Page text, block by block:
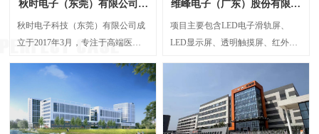
秋时电子（东莞）有限公司弱
电智能化项目案例
秋时电子科技（东莞）有限公司成
立于2017年3月，专注于高端医疗
范围包括生产、设计、研发、技术
备、光学设备、计量检验设备及零
配件、精密仪器设备及其零配件
维峰电子（广东）股份有限公
司弱电智能化项目案例
项目主要包含LED电子滑轨屏、
LED显示屏、透明触摸屏、红外触
琐、呈现单一等问题，将展厅的多
个显示屏打造成一个既可统一协作
又能独立展示的智能视觉网络。